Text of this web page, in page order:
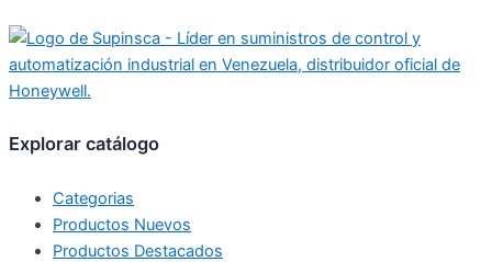
Explorar catálogo
Categorias
Productos Nuevos
Productos Destacados